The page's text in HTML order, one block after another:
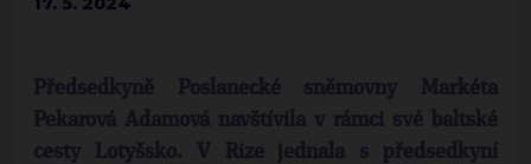
Předsedkyně Poslanecké sněmovny Markéta
Pekarová Adamová navštívila v rámci své baltské
cesty Lotyšsko. V Rize jednala s předsedkyní